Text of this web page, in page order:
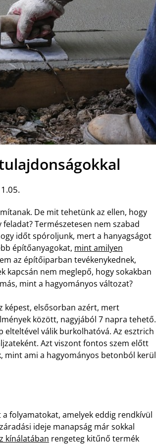
De mit tehetünk az ellen, hogy
Természetesen nem szabad
időt spóroljunk, mert a hanyagságot
építőanyagokat, mint amilyen
az építőiparban tevékenykednek,
kapcsán nem meglepő, hogy sokakban
mint a hagyományos változat?
képest, elsősorban azért, mert
között, nagyjából 7 napra tehető.
elteltével válik burkolhatóvá. Az esztrich
Azt viszont fontos szem előtt
mint ami a hagyományos betonból kerül
folyamatokat, amelyek eddig rendkívül
ideje manapság már sokkal
kínálatában rengeteg kitűnő termék